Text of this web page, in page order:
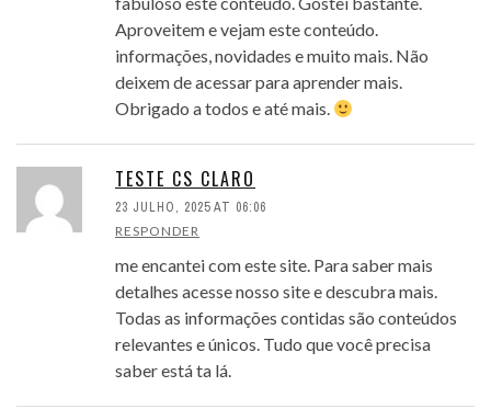
Aproveitem e vejam este conteúdo.
informações, novidades e muito mais. Não
deixem de acessar para aprender mais.
Obrigado a todos e até mais.
TESTE CS CLARO
23 JULHO, 2025 AT 06:06
RESPONDER
me encantei com este site. Para saber mais
detalhes acesse nosso site e descubra mais.
Todas as informações contidas são conteúdos
relevantes e únicos. Tudo que você precisa
saber está ta lá.